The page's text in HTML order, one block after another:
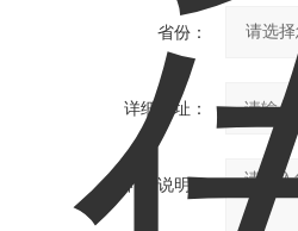
省份：
详细地址：
补充说明：